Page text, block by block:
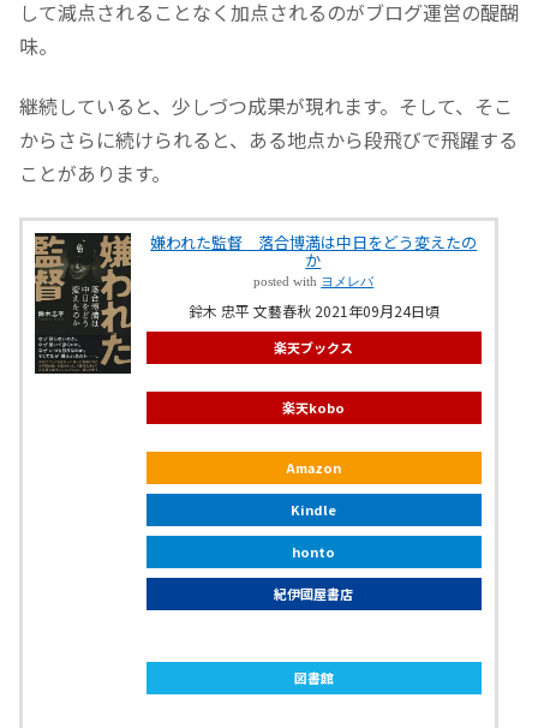
して減点されることなく加点されるのがブログ運営の醍醐
味。
継続していると、少しづつ成果が現れます。そして、そこ
からさらに続けられると、ある地点から段飛びで飛躍する
ことがあります。
嫌われた監督 落合博満は中日をどう変えたの
か
posted with ヨメレバ
鈴木 忠平 文藝春秋 2021年09月24日頃
楽天ブックス
楽天kobo
Amazon
Kindle
honto
紀伊國屋書店
図書館